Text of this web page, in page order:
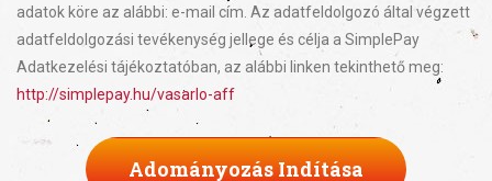
adatok köre az alábbi: e-mail cím. Az adatfeldolgozó által végzett
adatfeldolgozási tevékenység jellege és célja a SimplePay
Adatkezelési tájékoztatóban, az alábbi linken tekinthető meg:
http://simplepay.hu/vasarlo-aff
Adományozás Indítása